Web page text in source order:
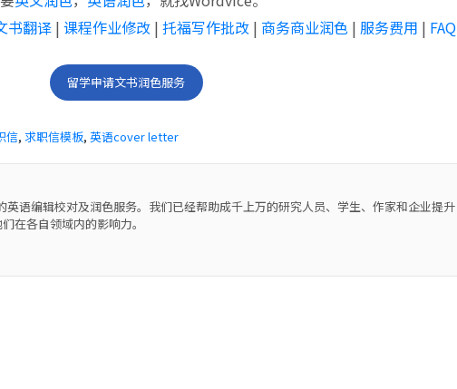
书翻译 |课程作业修改 |托福写作批改 | 商务商业润色 | 服务费用 | FAQ
留学申请文书润色服务
信, 求职信模板, 英语cover letter
语编辑校对及润色服务。我们已经帮助成千上万的研究人员、学生、作家和企业提升
在各自领域内的影响力。